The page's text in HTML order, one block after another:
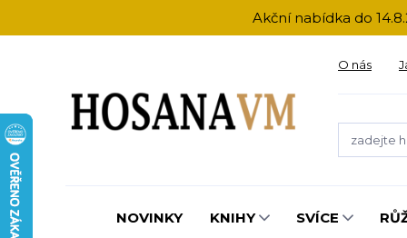
Akční nabídka do
O nás
NOVINKY KNIHY SVÍCE